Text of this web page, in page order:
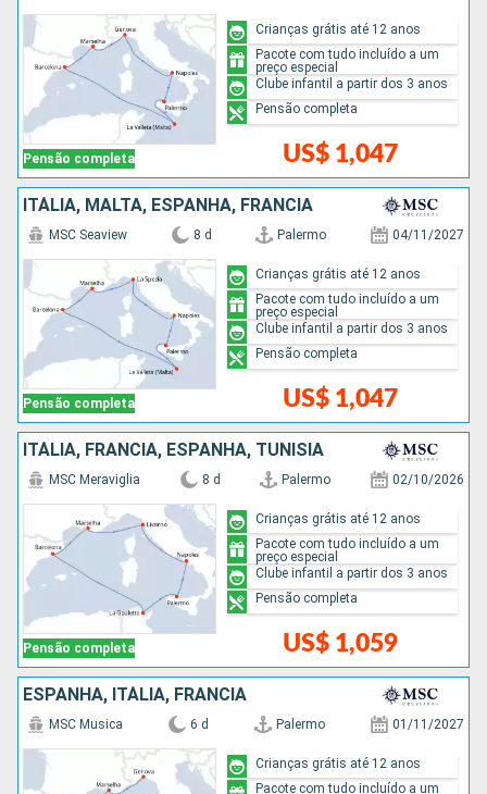
Pensão completa US$ 1,047
Crianças grátis até 12 anos
Pacote com tudo incluído a um
preço especial
Clube infantil a partir dos 3 anos
Pensão completa
ITÁLIA, MALTA, ESPANHA, FRANCIA
Pensão completa
MSC Seaview 8 d Palermo 04/11/2027
US$ 1,047
Crianças grátis até 12 anos
Pacote com tudo incluído a um
preço especial
Clube infantil a partir dos 3 anos
Pensão completa
ITÁLIA, FRANCIA, ESPANHA, TUNÍSIA
Pensão completa
MSC Meraviglia 8 d Palermo 02/10/2026
US$ 1,059
Crianças grátis até 12 anos
Pacote com tudo incluído a um
preço especial
Clube infantil a partir dos 3 anos
Pensão completa
ESPANHA, ITÁLIA, FRANCIA
MSC Musica 6 d Palermo 01/11/2027
Crianças grátis até 12 anos
Pacote com tudo incluído a um